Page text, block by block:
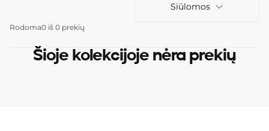
Siūlomos
Rodoma0 iš 0 prekių
Šioje kolekcijoje nėra prekių